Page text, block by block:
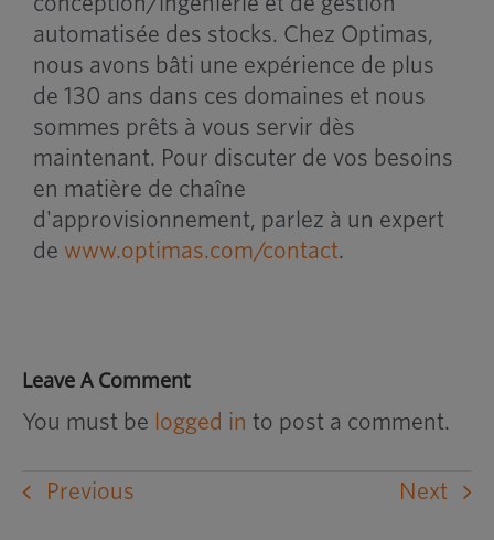
automatisée des stocks. Chez Optimas,
nous avons bâti une expérience de plus
de 130 ans dans ces domaines et nous
sommes prêts à vous servir dès
maintenant. Pour discuter de vos besoins
en matière de chaîne
d'approvisionnement, parlez à un expert
de www.optimas.com/contact.
Leave A Comment
You must be logged in to post a comment.
Previous Next